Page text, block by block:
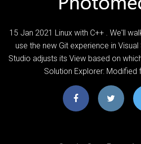
15 Jan 2021 Linux with C++ . We'll
use the new Git experience in
Studio adjusts its View based on
Solution Explorer: Modified